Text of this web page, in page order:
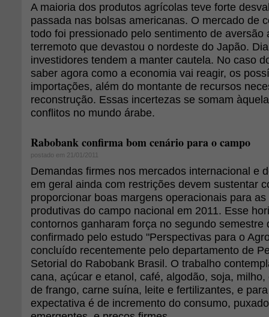
A maioria dos produtos agrícolas teve forte
passada nas bolsas americanas. O mercado de
todo foi pressionado pelo sentimento de aversão
terremoto que devastou o nordeste do Japão.
investidores tendem a manter cautela. No caso
saber agora como a economia vai reagir, os
importações, além do montante de recursos
reconstrução. Essas incertezas se somam
conflitos no mundo árabe.
Rabobank confirma bom cenário para o campo
postado em 21/01/2011
Demandas firmes nos mercados internacional e
em geral ainda com restrições devem sustentar
proporcionar boas margens operacionais para
produtivas do campo nacional em 2011. Esse
contornos ganharam força no segundo semestre
confirmado pelo estudo "Perspectivas para o
concluído recentemente pelo departamento de
Setorial do Rabobank Brasil. O trabalho
cana, açúcar e etanol, café, algodão, soja,
de frango, carne suína, leite e fertilizantes, e
expectativa é de incremento do consumo,